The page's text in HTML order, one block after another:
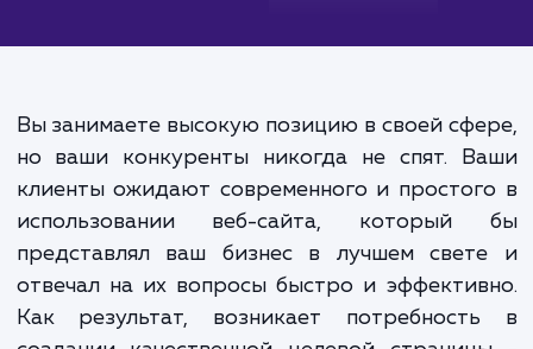
Вы занимаете высокую позицию в своей
но ваши конкуренты никогда не спят.
клиенты ожидают современного и
использовании веб-сайта,